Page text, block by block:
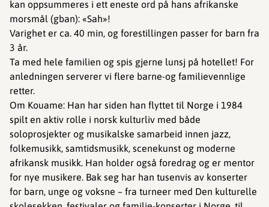
kan oppsummeres i ett eneste ord på hans afrikanske
morsmål (gban): «Sah»!
Varighet er ca. 40 min, og forestillingen passer for barn fra
3 år.
Ta med hele familien og spis gjerne lunsj på hotellet! For
anledningen serverer vi flere barne-og familievennlige
retter.
Om Kouame: Han har siden han flyttet til Norge i 1984
spilt en aktiv rolle i norsk kulturliv med både
soloprosjekter og musikalske samarbeid innen jazz,
folkemusikk, samtidsmusikk, scenekunst og moderne
afrikansk musikk. Han holder også foredrag og er mentor
for nye musikere. Bak seg har han tusenvis av konserter
for barn, unge og voksne – fra turneer med Den kulturelle